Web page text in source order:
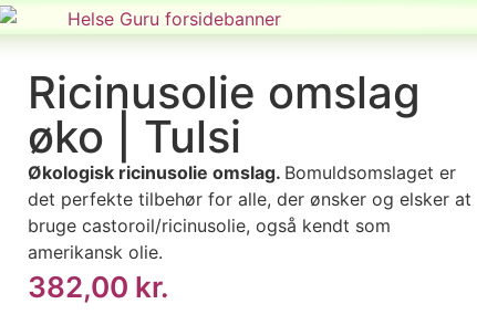
Ricinusolie omslag
øko | Tulsi
Økologisk ricinusolie omslag. Bomuldsomslaget er
det perfekte tilbehør for alle, der ønsker og elsker at
bruge castoroil/ricinusolie, også kendt som
amerikansk olie.
382,00 kr.